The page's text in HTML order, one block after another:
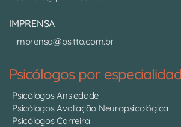
IMPRENSA
imprensa@psitto.com.br
Psicólogos por
Psicólogos Ansiedade
Psicólogos Avaliação Neuropsicológica
Psicólogos Carreira